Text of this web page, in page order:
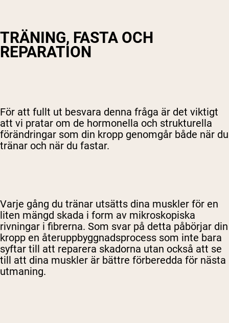
TRÄNING, FASTA OCH
REPARATION
För att fullt ut besvara denna fråga är det viktigt
att vi pratar om de hormonella och strukturella
förändringar som din kropp genomgår både när du
tränar och när du fastar.
Varje gång du tränar utsätts dina muskler för en
liten mängd skada i form av mikroskopiska
rivningar i fibrerna. Som svar på detta påbörjar din
kropp en återuppbyggnadsprocess som inte bara
syftar till att reparera skadorna utan också att se
till att dina muskler är bättre förberedda för nästa
utmaning.